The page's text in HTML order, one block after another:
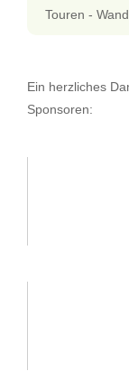
Touren -
Ein herzliches
Sponsoren: